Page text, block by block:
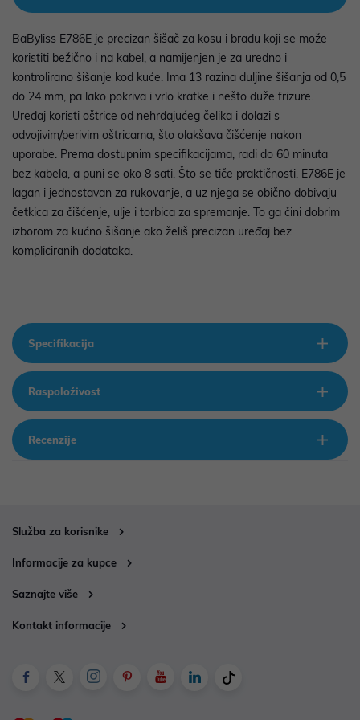
BaByliss E786E je precizan šišač za kosu i bradu koji se može
koristiti bežično i na kabel, a namijenjen je za uredno i
kontrolirano šišanje kod kuće. Ima 13 razina duljine šišanja od 0,5
do 24 mm, pa lako pokriva i vrlo kratke i nešto duže frizure.
Uređaj koristi oštrice od nehrđajućeg čelika i dolazi s
odvojivim/perivim oštricama, što olakšava čišćenje nakon
uporabe. Prema dostupnim specifikacijama, radi do 60 minuta
bez kabela, a puni se oko 8 sati. Što se tiče praktičnosti, E786E je
lagan i jednostavan za rukovanje, a uz njega se obično dobivaju
četkica za čišćenje, ulje i torbica za spremanje. To ga čini dobrim
izborom za kućno šišanje ako želiš precizan uređaj bez
kompliciranih dodataka.
Specifikacija
Raspoloživost
Recenzije
Služba za korisnike
Informacije za kupce
Saznajte više
Kontakt informacije